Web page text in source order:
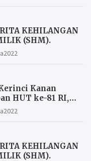
KEHILANGAN
(SHM).
Kanan
HUT ke-81 RI,
Hadiah
KEHILANGAN
(SHM).